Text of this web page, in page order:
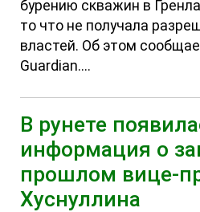
бурению скважин в
то что не получала
властей. Об этом
Guardian....
В рунете
информация о
прошлом вице-
Хуснуллина